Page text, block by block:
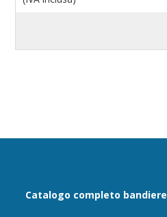
Catalogo completo bandiere